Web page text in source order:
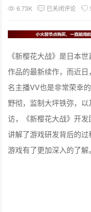
6.73K
已关闭评论
《新樱花大战》是日本
作品的最新续作，而近
名主播VV也是非常荣幸
野彻，监制大坪铁弥，
访，《新樱花大战》开发
讲解了游戏研发背后的
游戏有了更加深入的了解。